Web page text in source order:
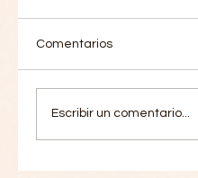
Comentarios
Escribir un comentario...